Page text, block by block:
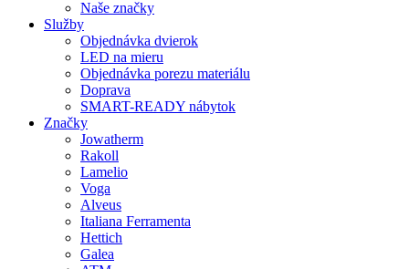
Naše značky
Služby
Objednávka dvierok
LED na mieru
Objednávka porezu materiálu
Doprava
SMART-READY nábytok
Značky
Jowatherm
Rakoll
Lamelio
Voga
Alveus
Italiana Ferramenta
Hettich
Galea